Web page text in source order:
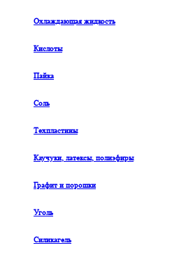
Охлаждающая жидкость
Кислоты
Пайка
Соль
Техпластины
Каучуки, латексы, полиэфиры
Графит и порошки
Уголь
Силикагель